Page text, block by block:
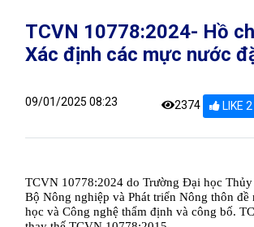
TCVN 10778:2024- Hồ
Xác định các mực nước
09/01/2025 08:23 2374 LIKE 2
TCVN 10778:2024 do Trường Đại học Thủy
Bộ Nông nghiệp và Phát triển Nông thôn đề
học và Công nghệ thẩm định và công bố.